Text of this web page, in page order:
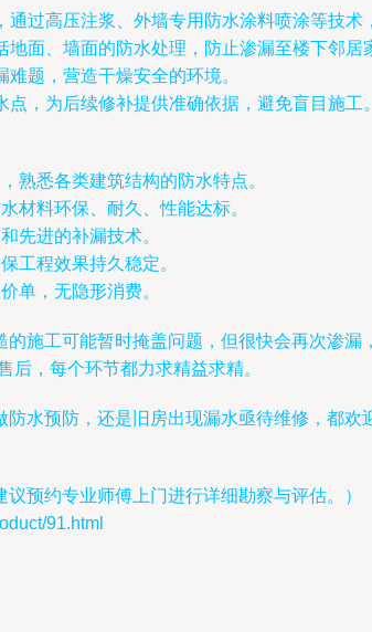
过高压注浆、外墙专用防水涂料喷涂等技术
面、墙面的防水处理，防止渗漏至楼下邻居
题，营造干燥安全的环境。
，为后续修补提供准确依据，避免盲目施工。
熟悉各类建筑结构的防水特点。
材料环保、耐久、性能达标。
先进的补漏技术。
工程效果持久稳定。
单，无隐形消费。
施工可能暂时掩盖问题，但很快会再次渗漏
后，每个环节都力求精益求精。
水预防，还是旧房出现漏水亟待维修，都
预约专业师傅上门进行详细勘察与评估。）
91.html